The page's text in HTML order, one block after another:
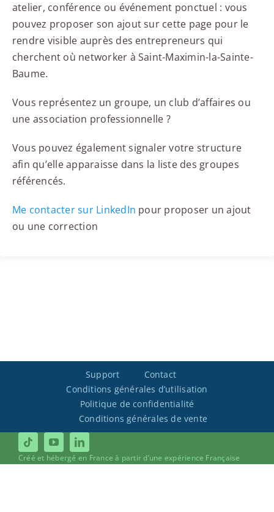
atelier, conférence ou événement ponctuel : vous
pouvez proposer son ajout sur cette page pour le
rendre visible auprès des entrepreneurs qui
cherchent où networker à Saint-Maximin-la-Sainte-
Baume.
Vous représentez un groupe, un club d’affaires ou
une association professionnelle ?
Vous pouvez également signaler votre structure
afin qu’elle apparaisse dans la liste des groupes
référencés.
Me contacter sur LinkedIn pour proposer un ajout
ou une correction
Support
Contact
Conditions générales d’utilisation
Politique de confidentialité
Conditions générales de vente
Créé et hébergé en France à partir d’une expérience Française